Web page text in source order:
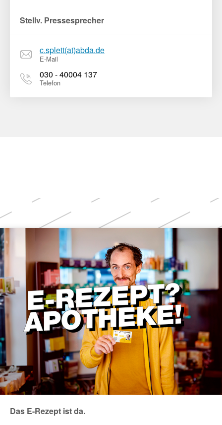
Stellv. Pressesprecher
c.splett(at)abda.de
E-Mail
030 - 40004 137
Telefon
Weitere
Themen
Das E-Rezept ist da.